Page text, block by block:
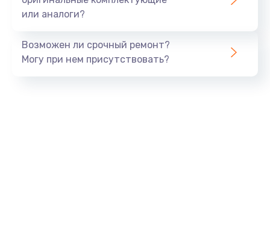
или аналоги?
Возможен ли срочный ремонт?
Могу при нем присутствовать?